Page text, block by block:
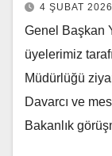
4 ŞUBAT 2026
Genel Başkan
üyelerimiz
Müdürlüğü
Davarcı ve
Bakanlık